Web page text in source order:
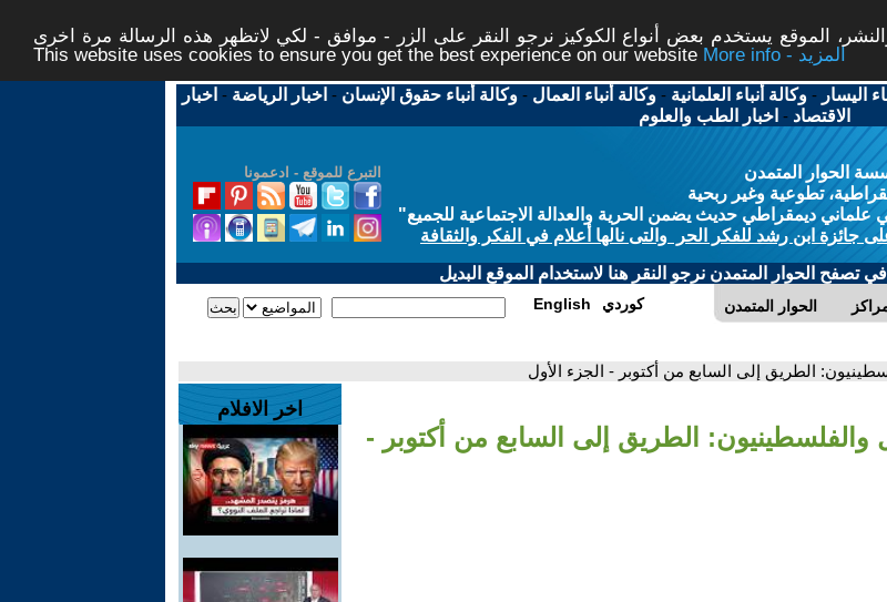
الموقع يستخدم بعض أنواع الكوكيز نرجو النقر على الزر - موافق - لكي لاتظهر هذه الرسالة مرة اخرى -
This website uses cookies to ensure you get the best experience on our website
More info - المزيد
اليسار -وكالة أنباء العلمانية -وكالة أنباء العمال -وكالة أنباء حقوق الإنسان - اخبار الرياضة - اخبار
الاقتصاد - اخبار الطب والعلوم
التبرع للموقع - ادعمونا
الحوار المتمدن
تطوعية وغير ربحية
ديمقراطي حديث يضمن الحرية والعدالة الاجتماعية للجميع"
جائزة ابن رشد للفكر الحر والتى نالها أعلام في الفكر والثقافة
تصفح الحوار المتمدن نرجو النقر هنا لاستخدام الموقع البديل
الحوار المتمدن English كوردي
الطريق إلى السابع من أكتوبر - الجزء الأول
والفلسطينيون: الطريق إلى السابع من أكتوبر -
اخر الافلام